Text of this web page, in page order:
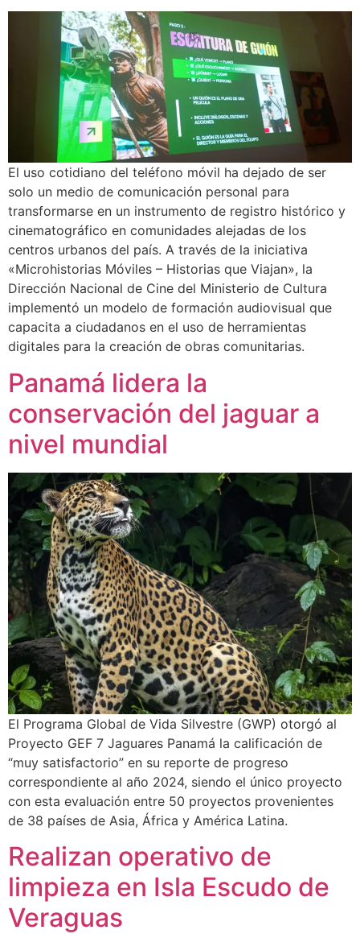
El uso cotidiano del teléfono móvil ha dejado de ser
solo un medio de comunicación personal para
transformarse en un instrumento de registro histórico y
cinematográfico en comunidades alejadas de los
centros urbanos del país. A través de la iniciativa
«Microhistorias Móviles – Historias que Viajan», la
Dirección Nacional de Cine del Ministerio de Cultura
implementó un modelo de formación audiovisual que
capacita a ciudadanos en el uso de herramientas
digitales para la creación de obras comunitarias.
Panamá lidera la
conservación del jaguar a
nivel mundial
El Programa Global de Vida Silvestre (GWP) otorgó al
Proyecto GEF 7 Jaguares Panamá la calificación de
“muy satisfactorio” en su reporte de progreso
correspondiente al año 2024, siendo el único proyecto
con esta evaluación entre 50 proyectos provenientes
de 38 países de Asia, África y América Latina.
Realizan operativo de
limpieza en Isla Escudo de
Veraguas